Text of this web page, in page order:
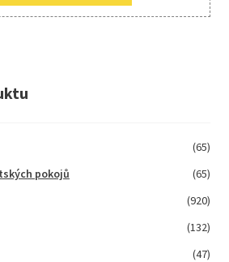
(65)
pokojů
(65)
(920)
(132)
(47)